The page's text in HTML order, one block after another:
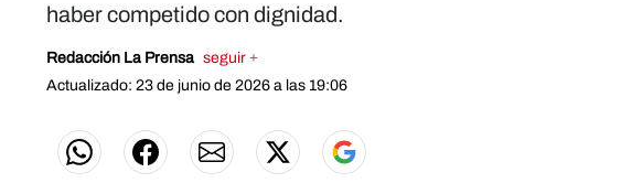
haber competido con dignidad.
Redacción La Prensa seguir +
Actualizado: 23 de junio de 2026 a las 19:06